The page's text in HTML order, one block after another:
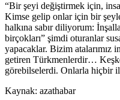
“Bir şeyi değiştirmek için,
Kimse gelip onlar için bir
halkına sabır diliyorum:
birçokları” şimdi oturanlar
yapacaklar. Bizim atalarımız
getiren Türkmenlerdir…
görebilselerdi. Onlarla hiçbir
Kaynak: azathabar